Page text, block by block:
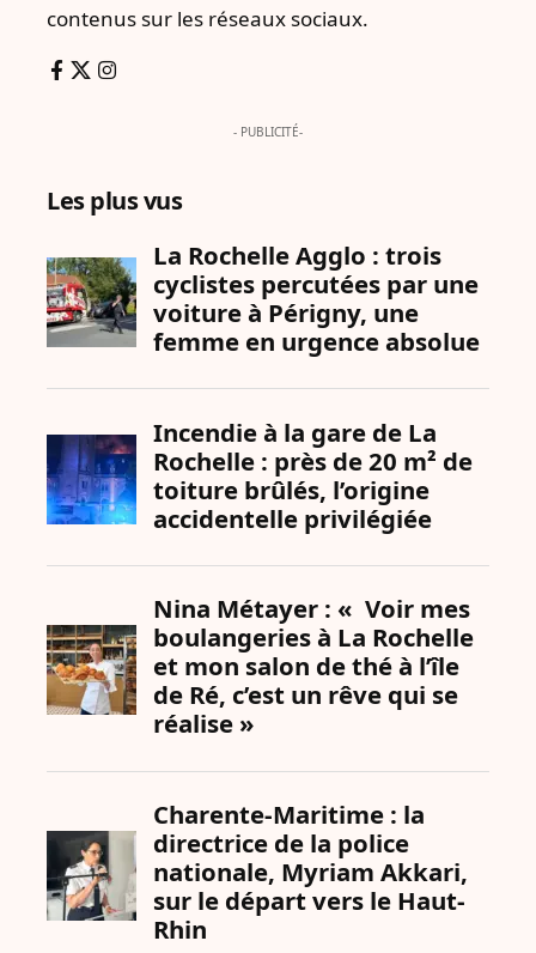
contenus sur les réseaux sociaux.
- PUBLICITÉ-
Les plus vus